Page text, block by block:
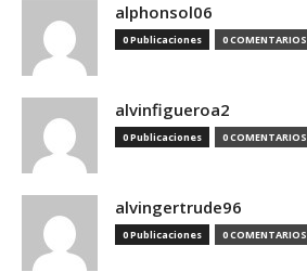
alphonsol06
0 Publicaciones 0 COMENTARIOS
alvinfigueroa2
0 Publicaciones 0 COMENTARIOS
alvingertrude96
0 Publicaciones 0 COMENTARIOS